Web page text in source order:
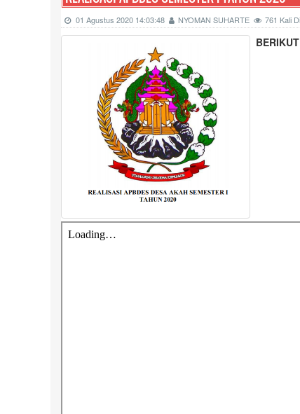
01 Agustus 2020 14:03:48 NYOMAN SUHARTE 761 Kali